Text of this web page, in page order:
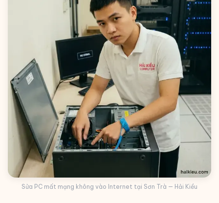
Sửa PC mất mạng không vào Internet tại Sơn Trà — Hải Kiều